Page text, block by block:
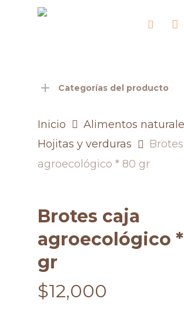
search
Categorías del producto
Inicio
Alimentos
Hojitas y verduras
agroecológico * 80 gr
Brotes caja
agroecológico
gr
$12,000